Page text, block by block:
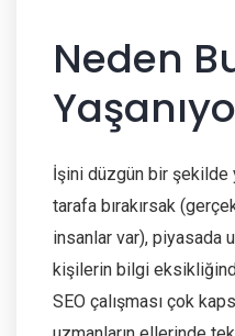
Neden
İşini düzgün bir şekilde
tarafa bırakırsak
insanlar var), piyasada
kişilerin bilgi
SEO çalışması çok